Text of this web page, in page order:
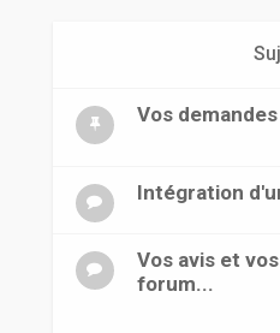
Vos
Intégration
Vos avis et
forum...